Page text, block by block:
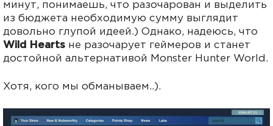
минут, понимаешь, что разочарован и выделить
из бюджета необходимую сумму выглядит
довольно глупой идеей.) Однако, надеюсь, что
Wild Hearts не разочарует геймеров и станет
достойной альтернативой Monster Hunter World.
Хотя, кого мы обманываем..).